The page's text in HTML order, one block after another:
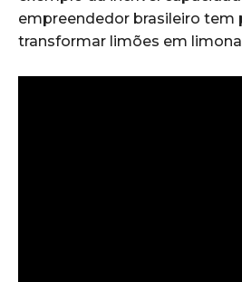
empreendedor brasileiro tem
transformar limões em